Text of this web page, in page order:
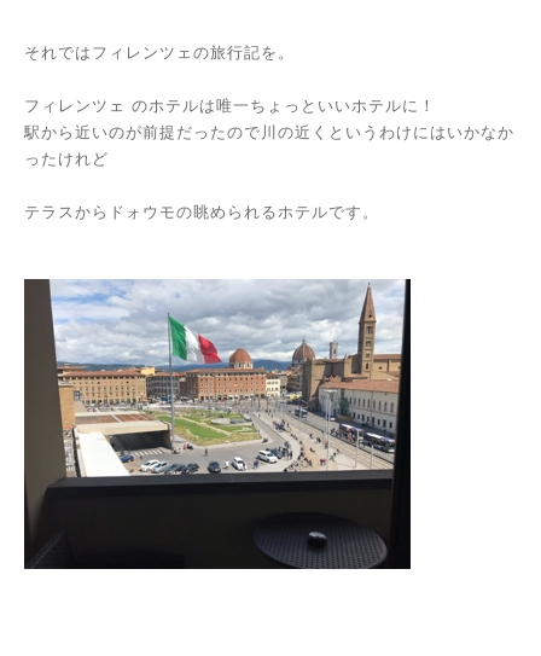
それではフィレンツェの旅行記を。
フィレンツェ のホテルは唯一ちょっといいホテルに！
駅から近いのが前提だったので川の近くというわけにはいかなか
ったけれど
テラスからドォウモの眺められるホテルです。